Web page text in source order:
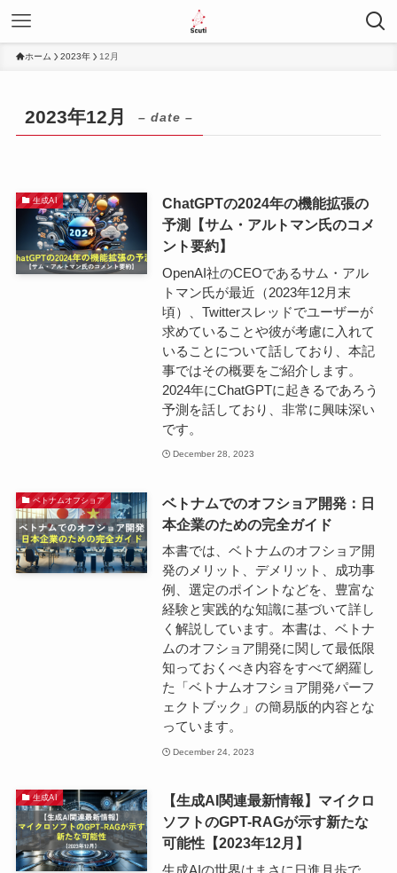
ホーム 2023年 12月
2023年12月 – date –
生成AI
ChatGPTの2024年の機能拡張の
予測【サム・アルトマン氏のコメ
ント要約】
​OpenAI社のCEOであるサム・アル
トマン氏が最近（2023年12月末
頃）、Twitterスレッドでユーザーが
求めていることや彼が考慮に入れて
いることについて話しており、本記
事ではその概要をご紹介します。
2024年にChatGPTに起きるであろう
予測を話しており、非常に興味深い
です。
December 28, 2023
ベトナムオフショア
ベトナムでのオフショア開発：日
本企業のための完全ガイド
本書では、ベトナムのオフショア開
発のメリット、デメリット、成功事
例、選定のポイントなどを、豊富な
経験と実践的な知識に基づいて詳し
く解説しています。本書は、ベトナ
ムのオフショア開発に関して最低限
知っておくべき内容をすべて網羅し
た「ベトナムオフショア開発パーフ
ェクトブック」の簡易版的内容とな
っています。
December 24, 2023
生成AI
【生成AI関連最新情報】マイクロ
ソフトのGPT-RAGが示す新たな
可能性【2023年12月】
生成AIの世界はまさに日進月歩で